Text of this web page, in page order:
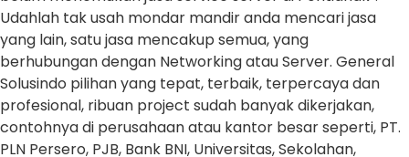
Udahlah tak usah mondar mandir anda mencari jasa
yang lain, satu jasa mencakup semua, yang
berhubungan dengan Networking atau Server. General
Solusindo pilihan yang tepat, terbaik, terpercaya dan
profesional, ribuan project sudah banyak dikerjakan,
contohnya di perusahaan atau kantor besar seperti, PT.
PLN Persero, PJB, Bank BNI, Universitas, Sekolahan,